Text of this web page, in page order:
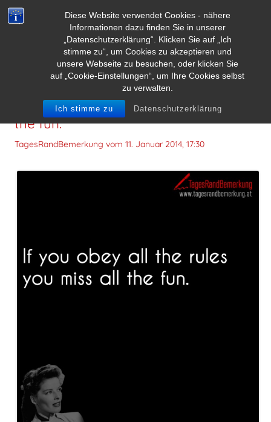
Diese Website verwendet Cookies - nähere
Informationen dazu finden Sie in unserer
„Datenschutzerklärung“. Klicken Sie auf „Ich
stimme zu“, um Cookies zu akzeptieren und
unsere Webseite zu besuchen, oder klicken Sie
auf „Cookie-Einstellungen“, um Ihre Cookies selbst
zu verwalten.
Ich stimme zu Datenschutzerklärung
If you obey all the rules you miss all
the fun.
TagesRandBemerkung vom 11. Januar 2014, 17:30